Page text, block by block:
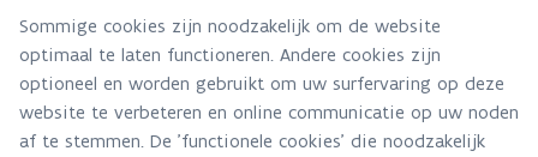
Via contact formulier
Alle contactgegevens
Adres
Stationsstraat 110
Sommige cookies zijn noodzakelijk om de website
optimaal te laten functioneren. Andere cookies zijn
optioneel en worden gebruikt om uw surfervaring op deze
website te verbeteren en online communicatie op uw noden
af te stemmen. De 'functionele cookies' die noodzakelijk